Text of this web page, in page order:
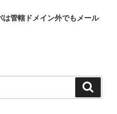
管轄ドメイン外でもメール